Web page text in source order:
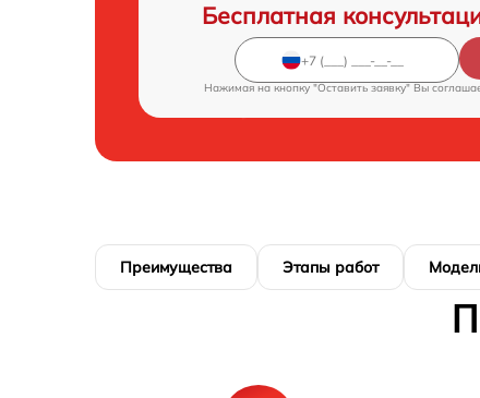
Бесплатная
Нажимая на кнопку "Оставить заявку" Вы
Преимущества Этапы работ